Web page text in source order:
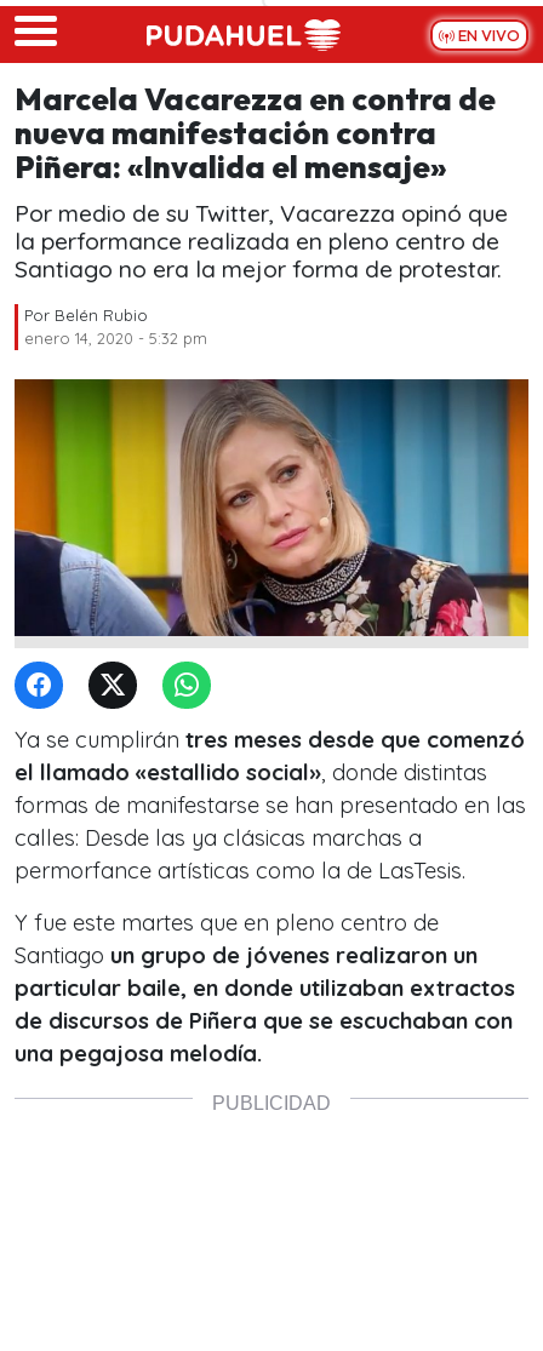
Skip to main content
EN VIVO
Marcela Vacarezza en contra de
nueva manifestación contra
Piñera: «Invalida el mensaje»
Por medio de su Twitter, Vacarezza opinó que
la performance realizada en pleno centro de
Santiago no era la mejor forma de protestar.
Por Belén Rubio
enero 14, 2020 - 5:32 pm
Ya se cumplirán tres meses desde que comenzó
el llamado «estallido social» , donde distintas
formas de manifestarse se han presentado en las
calles: Desde las ya clásicas marchas a
permorfance artísticas como la de LasTesis.
Y fue este martes que en pleno centro de
Santiago un grupo de jóvenes realizaron un
particular baile, en donde utilizaban extractos
de discursos de Piñera que se escuchaban con
una pegajosa melodía.